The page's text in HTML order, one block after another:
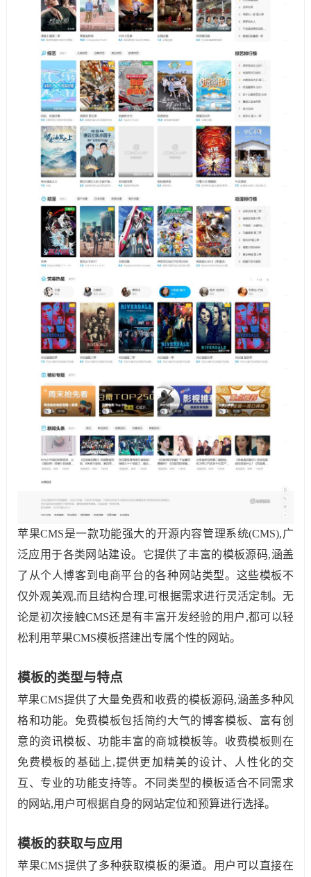
苹果CMS是一款功能强大的开源内容管理系统(CMS),广
泛应用于各类网站建设。它提供了丰富的模板源码,涵盖
了从个人博客到电商平台的各种网站类型。这些模板不
仅外观美观,而且结构合理,可根据需求进行灵活定制。无
论是初次接触CMS还是有丰富开发经验的用户,都可以轻
松利用苹果CMS模板搭建出专属个性的网站。
模板的类型与特点
苹果CMS提供了大量免费和收费的模板源码,涵盖多种风
格和功能。免费模板包括简约大气的博客模板、富有创
意的资讯模板、功能丰富的商城模板等。收费模板则在
免费模板的基础上,提供更加精美的设计、人性化的交
互、专业的功能支持等。不同类型的模板适合不同需求
的网站,用户可根据自身的网站定位和预算进行选择。
模板的获取与应用
苹果CMS提供了多种获取模板的渠道。用户可以直接在